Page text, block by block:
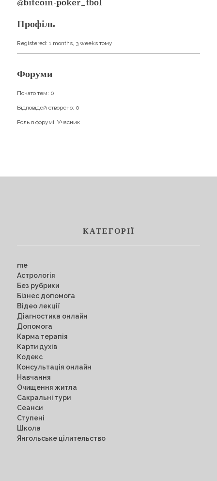
Бізнес допомога
Навчання
Карти Духів
@bitcoin-poker_tbol
Профіль
Registered: 1 months, 3 weeks тому
Форуми
Почато тем: 0
Відповідей створено: 0
Роль в форумі: Учасник
КАТЕГОРІЇ
me
Астрологія
Без рубрики
Бізнес допомога
Відео лекції
Діагностика онлайн
Допомога
Карма терапія
Карти духів
Кодекс
Консультація онлайн
Навчання
Очищення житла
Сакральні тури
Сеанси
Ступені
Школа
Янгольське цілительство